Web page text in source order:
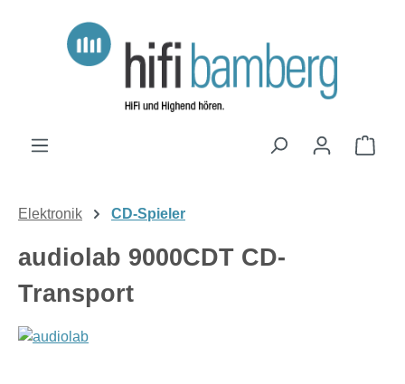
Zum Hauptinhalt springen
Elektronik CD-Spieler
audiolab 9000CDT CD-
Transport